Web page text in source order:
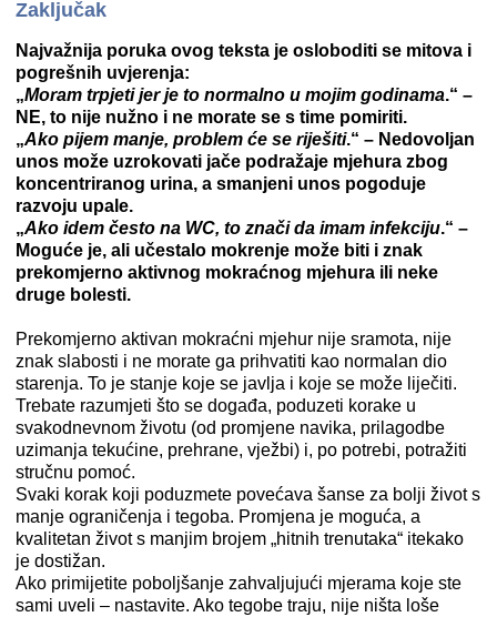
Zaključak
Najvažnija poruka ovog teksta je osloboditi se mitova i
pogrešnih uvjerenja:
„Moram trpjeti jer je to normalno u mojim godinama.“ –
NE, to nije nužno i ne morate se s time pomiriti.
„Ako pijem manje, problem će se riješiti.“ – Nedovoljan
unos može uzrokovati jače podražaje mjehura zbog
koncentriranog urina, a smanjeni unos pogoduje
razvoju upale.
„Ako idem često na WC, to znači da imam infekciju.“ –
Moguće je, ali učestalo mokrenje može biti i znak
prekomjerno aktivnog mokraćnog mjehura ili neke
druge bolesti.
Prekomjerno aktivan mokraćni mjehur nije sramota, nije
znak slabosti i ne morate ga prihvatiti kao normalan dio
starenja. To je stanje koje se javlja i koje se može liječiti.
Trebate razumjeti što se događa, poduzeti korake u
svakodnevnom životu (od promjene navika, prilagodbe
uzimanja tekućine, prehrane, vježbi) i, po potrebi, potražiti
stručnu pomoć.
Svaki korak koji poduzmete povećava šanse za bolji život s
manje ograničenja i tegoba. Promjena je moguća, a
kvalitetan život s manjim brojem „hitnih trenutaka“ itekako
je dostižan.
Ako primijetite poboljšanje zahvaljujući mjerama koje ste
sami uveli – nastavite. Ako tegobe traju, nije ništa loše